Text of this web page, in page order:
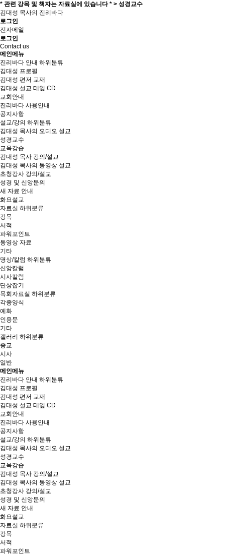
* 관련 강목 및 책자는 자료실에 있습니다 * > 성경교수
김대성 목사의 진리바다
로그인
전자메일
로그인
Contact us
메인메뉴
진리바다 안내 하위분류
김대성 프로필
김대성 편저 교재
김대성 설교 테잎 CD
교회안내
진리바다 사용안내
공지사항
설교/강의 하위분류
김대성 목사의 오디오 설교
성경교수
교육강습
김대성 목사 강의/설교
김대성 목사의 동영상 설교
초청강사 강의/설교
성경 및 신앙문의
새 자료 안내
화요설교
자료실 하위분류
강목
서적
파워포인트
동영상 자료
기타
명상/칼럼 하위분류
신앙칼럼
시사칼럼
단상잡기
목회자료실 하위분류
각종양식
예화
인용문
기타
갤러리 하위분류
종교
시사
일반
메인메뉴
진리바다 안내 하위분류
김대성 프로필
김대성 편저 교재
김대성 설교 테잎 CD
교회안내
진리바다 사용안내
공지사항
설교/강의 하위분류
김대성 목사의 오디오 설교
성경교수
교육강습
김대성 목사 강의/설교
김대성 목사의 동영상 설교
초청강사 강의/설교
성경 및 신앙문의
새 자료 안내
화요설교
자료실 하위분류
강목
서적
파워포인트